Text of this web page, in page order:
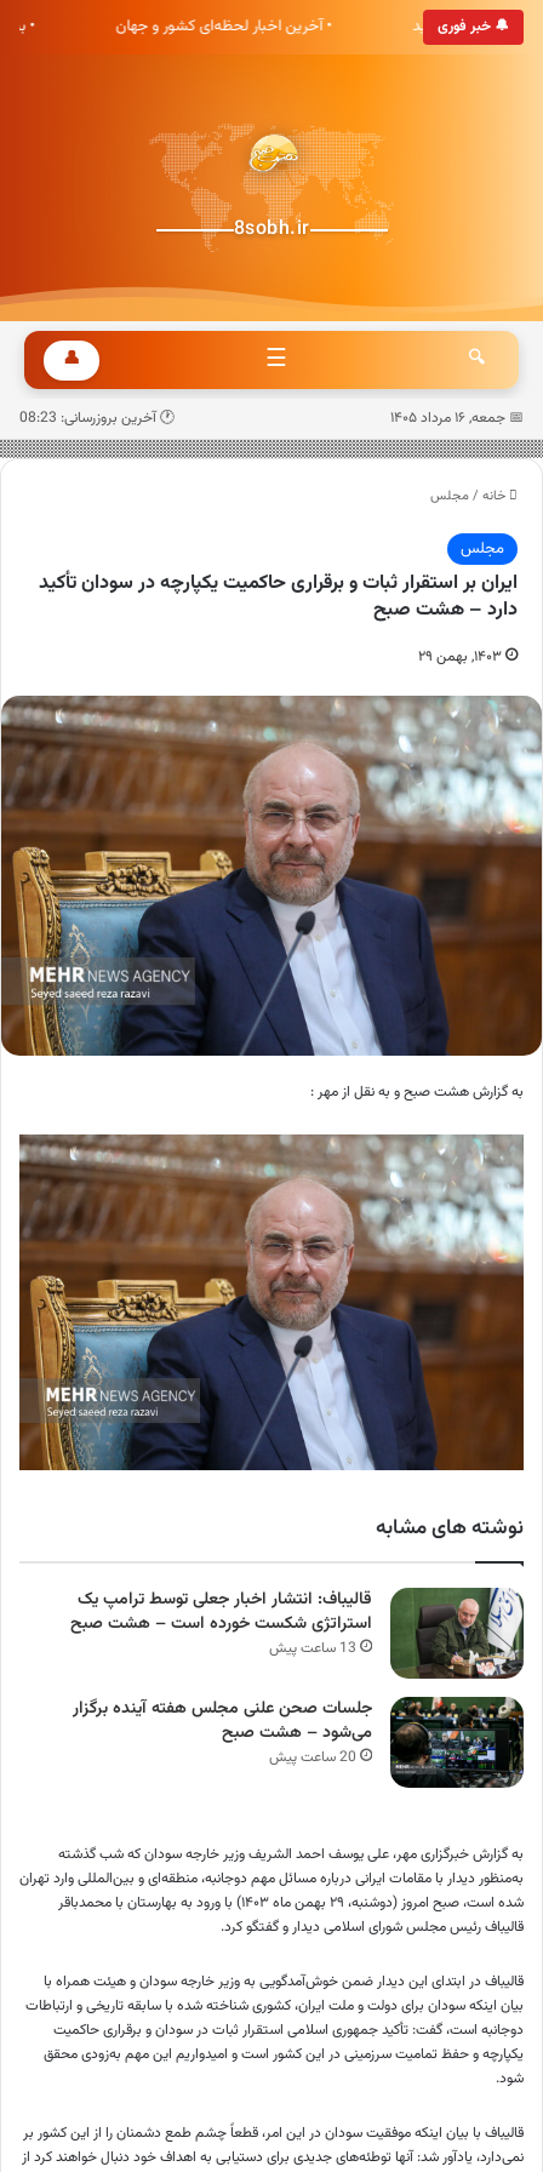
🔔 خبر فوری
هشت صبح خوش آمدید • آخرین اخبار لحظه‌ای کشور و جهان •
8sobh.ir
🔍
☰
👤
📅 جمعه, ۱۶ مرداد ۱۴۰۵ 🕐 آخرین بروزرسانی: 08:23
خانه /مجلس
مجلس
ایران بر استقرار ثبات و برقراری حاکمیت یکپارچه در سودان تأکید
دارد – هشت صبح
۱۴۰۳, بهمن ۲۹
به گزارش هشت صبح و به نقل از مهر :
نوشته های مشابه
قالیباف: انتشار اخبار جعلی توسط ترامپ یک
استراتژی شکست خورده است – هشت صبح
13 ساعت پیش
جلسات صحن علنی مجلس هفته آینده برگزار
می‌شود – هشت صبح
20 ساعت پیش
به گزارش خبرگزاری مهر، علی یوسف احمد الشریفوزیر خارجه سودان که شب گذشته
به‌منظور دیدار با مقامات ایرانی درباره مسائل مهم دوجانبه، منطقه‌ای و بین‌المللیوارد تهران
شده است، صبح امروز (دوشنبه، ۲۹ بهمن ماه ۱۴۰۳) با ورود به بهارستان با محمدباقر
قالیباف رئیس مجلس شورای اسلامی دیدار و گفتگو کرد.
قالیباف در ابتدای این دیدار ضمن خوش‌آمدگویی به وزیر خارجه سودان و هیئت همراه با
بیان اینکه سودان برای دولت و ملت ایران، کشوری شناخته شده باسابقهتاریخی و ارتباطات
دوجانبه است، گفت: تأکید جمهوری اسلامی استقرار ثبات در سودان و برقراری حاکمیت
یکپارچه و حفظ تمامیت سرزمینی در این کشور است و امیدواریم این مهم به‌زودی محقق
شود.
قالیباف با بیان اینکه موفقیت سودان در این امر، قطعاً چشم طمع دشمنان را از این کشور بر
نمی‌دارد، یادآور شد: آنها توطئه‌های جدیدی برای دستیابی به اهداف خود دنبال خواهند کرد از